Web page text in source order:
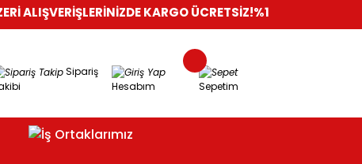
KARGO ÜCRETSİZ!%100 GÜVENLİ ALIŞVERİŞ
Sipariş
Hesabım Sepetim